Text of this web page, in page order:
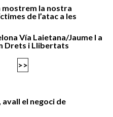
mostrem la nostra
de l’atac a les
Vía Laietana/Jaume I a
Drets i Llibertats
>>
el negoci de